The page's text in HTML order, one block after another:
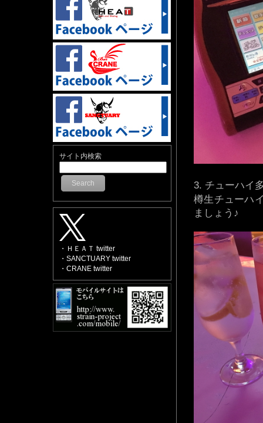
サイト内検索
Search
・ＨＥＡＴ twitter
・SANCTUARY twitter
・CRANE twitter
チューハイ
樽生チューハ
ましょう♪